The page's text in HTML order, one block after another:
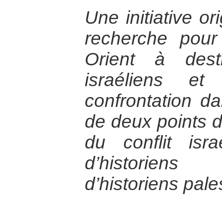
Une initiative
recherche
Orient à
israéliens
confrontation
de deux points
du conflit
d’historiens